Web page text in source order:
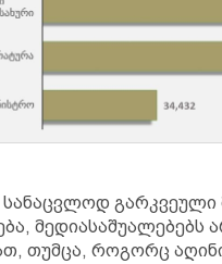
სანაცვლოდ გარკვეული
მედიასაშუალებებს
თუმცა, როგორც